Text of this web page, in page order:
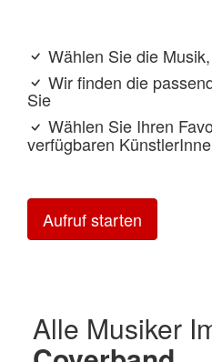
Wählen Sie die
Wir finden die
Sie
Wählen Sie Ihren
verfügbaren
Aufruf starten
Alle Musiker